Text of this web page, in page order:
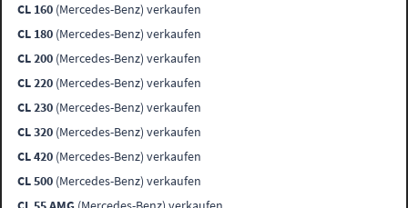
CL 160 (Mercedes-Benz) verkaufen
CL 180 (Mercedes-Benz) verkaufen
CL 200 (Mercedes-Benz) verkaufen
CL 220 (Mercedes-Benz) verkaufen
CL 230 (Mercedes-Benz) verkaufen
CL 320 (Mercedes-Benz) verkaufen
CL 420 (Mercedes-Benz) verkaufen
CL 500 (Mercedes-Benz) verkaufen